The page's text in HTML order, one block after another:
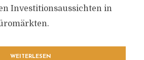
Investitionsaussichten in
WEITERLESEN